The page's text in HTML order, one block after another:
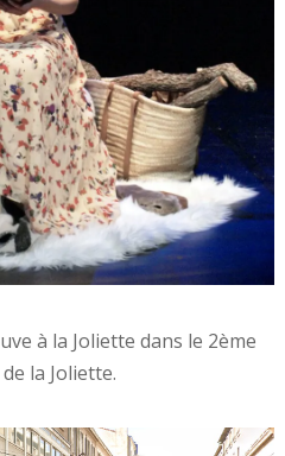
à la Joliette dans le 2ème
la Joliette.